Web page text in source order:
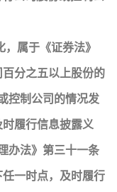
属于《证券法》
分之五以上股份的
控制公司的情况发
履行信息披露义
办法》第三十一条
一时点，及时履行